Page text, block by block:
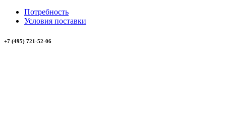
Потребность
Условия поставки
+7 (495) 721-52-06